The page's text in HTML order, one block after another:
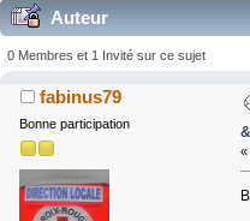
Auteur
couleurs (bleu & orange).
0 Membres et 1 Invité sur ce sujet
fabinus79
Bonne participation
«